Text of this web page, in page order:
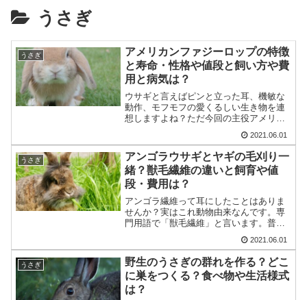
うさぎ
うさぎ
アメリカンファジーロップの特徴
と寿命・性格や値段と飼い方や費
用と病気は？
ウサギと言えばピンと立った耳、機敏な
動作、モフモフの愛くるしい生き物を連
想しますよね？ただ今回の主役アメリカ
メファジ」はその耳がまるで帽子の様に
垂れ下がっている品種です。また一般に
「長毛種」と呼ばれる品種...
2021.06.01
うさぎ
アンゴラウサギとヤギの毛刈り一
緒？獣毛繊維の違いと飼育や値
段・費用は？
アンゴラ繊維って耳にしたことはありま
せんか？実はこれ動物由来なんです。専
門用語で「獣毛繊維」と言います。普段
動物たち。彼らの毛刈り方法やその繊維
の特徴、そして飼育や値段、それらにか
かる費用について調べてみ...
2021.06.01
うさぎ
野生のうさぎの群れを作る？どこ
に巣をつくる？食べ物や生活様式
は？